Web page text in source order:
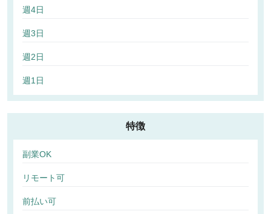
週4日
週3日
週2日
週1日
特徴
副業OK
リモート可
前払い可